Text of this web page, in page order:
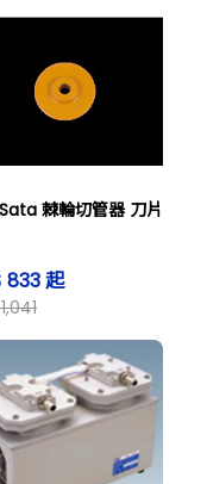
棘輪切管器 刀片
833 起